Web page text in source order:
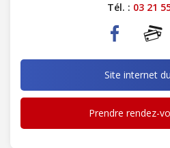
Tél. : 03 21
Site internet
Prendre rendez-